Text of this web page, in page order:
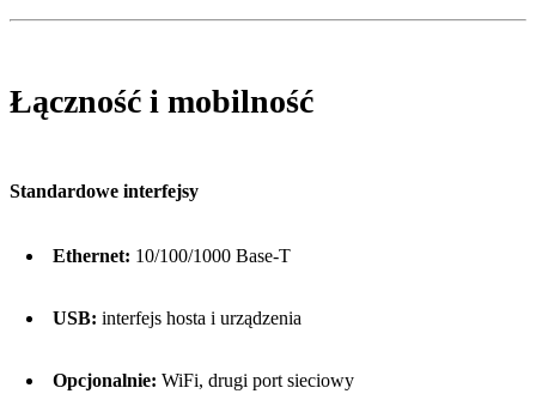
Łączność i mobilność
Standardowe interfejsy
Ethernet: 10/100/1000 Base-T
USB: interfejs hosta i urządzenia
Opcjonalnie: WiFi, drugi port sieciowy